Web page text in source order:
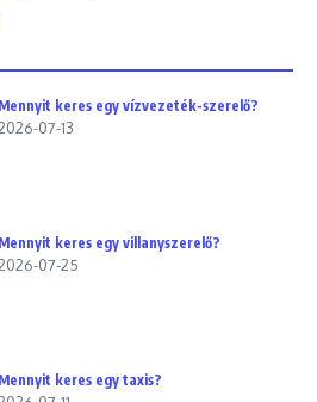
Mennyit keres egy vízvezeték-szerelő?
07-13
Mennyit keres egy villanyszerelő?
07-25
Mennyit keres egy taxis?